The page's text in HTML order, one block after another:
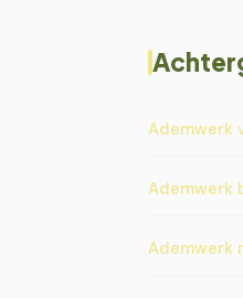
Ademwerk
Ademwerk
Ademwerk